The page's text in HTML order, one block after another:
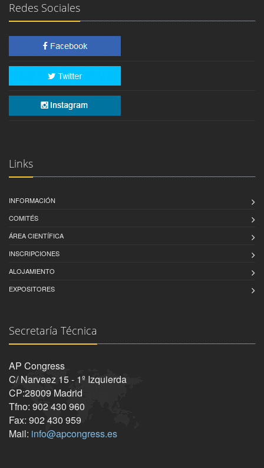
Redes Sociales
Links
INFORMACIÓN
COMITÉS
ÁREA CIENTÍFICA
INSCRIPCIONES
ALOJAMIENTO
EXPOSITORES
Secretaría Técnica
AP Congress
C/ Narvaez 15 - 1º Izquierda
CP:28009 Madrid
Tfno: 902 430 960
Fax: 902 430 959
Mail: info@apcongress.es